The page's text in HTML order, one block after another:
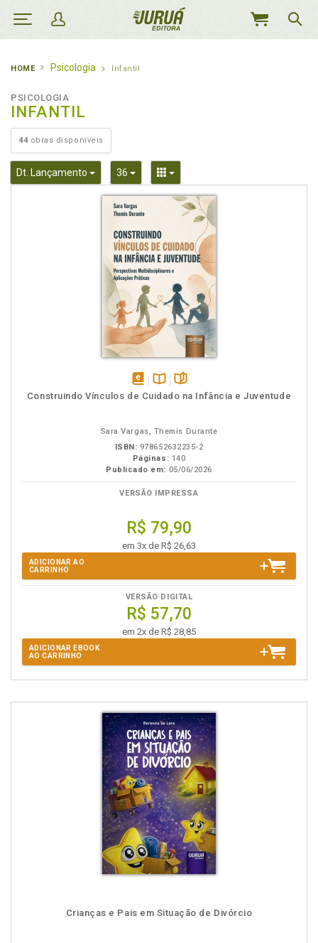
MEU
HOME Psicologia Infantil
PSICOLOGIA
INFANTIL
44obras disponíveis
Dt. Lançamento Toggle Dropdown
36 Toggle DropdownToggle Dropdown
disponívelDisponível
páginas
Construindo Vínculos de Cuidado na Infância e Juventude
Sara Vargas, Themis Durante
ISBN: 978652632235-2
Páginas: 140
Publicado em: 05/06/2026
VERSÃO IMPRESSA
R$ 79,90
em 3x de R$ 26,63
ADICIONAR AO
CARRINHO
VERSÃO DIGITAL
R$ 57,70
em 2x de R$ 28,85
ADICIONAR EBOOK
AO CARRINHO
Crianças e Pais em Situação de Divórcio